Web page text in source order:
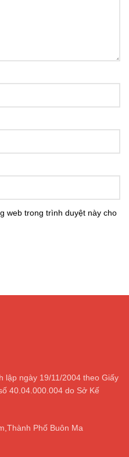
web trong trình duyệt này cho
lập ngày 19/11/2004 theo Giấy
40.04.000.004 do Sở Kế
Phố Buôn Ma